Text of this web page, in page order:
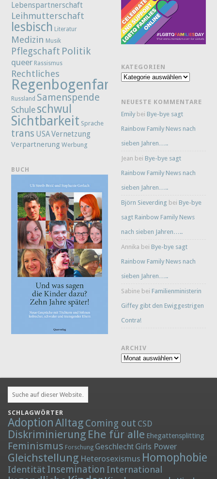
Lebenspartnerschaft
Leihmutterschaft
lesbisch Literatur
Medizin Musik
Pflegschaft Politik
queer Rassismus
Rechtliches
Regenbogenfamilie
Russland Samenspende
Schule schwul
Sichtbarkeit Sprache
trans USAVernetzung
Verpartnerung Werbung
BUCH
KATEGORIEN
Kategorien
NEUESTE KOMMENTARE
Emily bei Bye-bye sagt
Rainbow Family News nach
sieben Jahren…..
Jean bei Bye-bye sagt
Rainbow Family News nach
sieben Jahren…..
Björn Sieverding bei Bye-bye
sagt Rainbow Family News
nach sieben Jahren…..
Annika bei Bye-bye sagt
Rainbow Family News nach
sieben Jahren…..
Sabine bei Familienministerin
Giffey gibt den Ewiggestrigen
Contra!
ARCHIV
Archiv
SCHLAGWÖRTER
AdoptionAlltag Coming out CSD
Diskriminierung Ehe für alle Ehegattensplitting
Feminismus Forschung Geschlecht Girls Power
Gleichstellung Heterosexismus Homophobie
Identität Insemination International